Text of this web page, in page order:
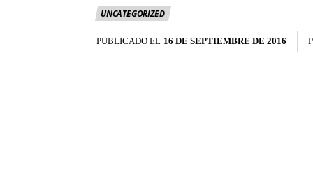
UNCATEGORIZED
PUBLICADO EL 16 DE SEPTIEMBRE DE 2016